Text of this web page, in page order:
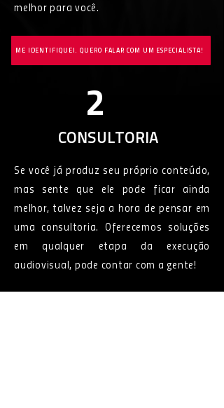
melhor para você.
ME IDENTIFIQUEI. QUERO FALAR COM UM ESPECIALISTA!
2
CONSULTORIA
Se você já produz seu próprio conteúdo,
mas sente que ele pode ficar ainda
melhor, talvez seja a hora de pensar em
uma consultoria. Oferecemos soluções
em qualquer etapa da execução
audiovisual, pode contar com a gente!